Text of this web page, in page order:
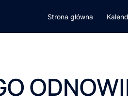
Strona główna